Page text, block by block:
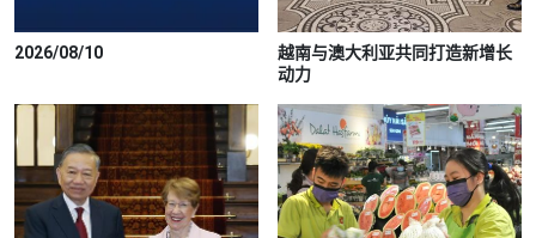
2026/08/10
越南与澳大利亚共同打造新增长
动力